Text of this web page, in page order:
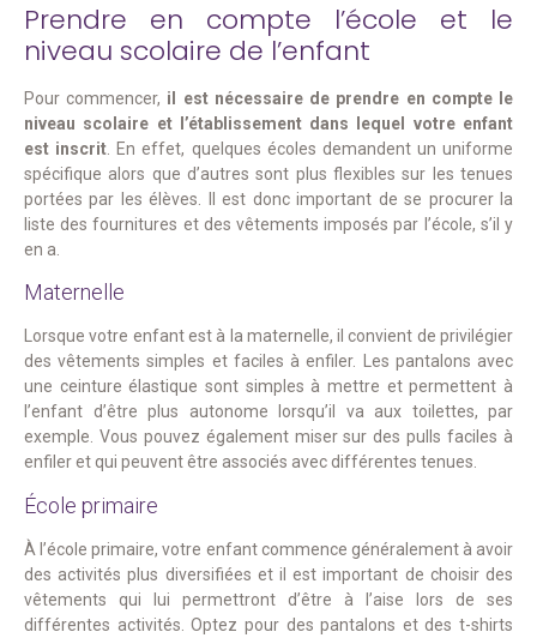
Prendre en compte l’école et le
niveau scolaire de l’enfant
Pour commencer, il est nécessaire de prendre en compte le
niveau scolaire et l’établissement dans lequel votre enfant
est inscrit . En effet, quelques écoles demandent un uniforme
spécifique alors que d’autres sont plus flexibles sur les tenues
portées par les élèves. Il est donc important de se procurer la
liste des fournitures et des vêtements imposés par l’école, s’il y
en a.
Maternelle
Lorsque votre enfant est à la maternelle, il convient de privilégier
des vêtements simples et faciles à enfiler. Les pantalons avec
une ceinture élastique sont simples à mettre et permettent à
l’enfant d’être plus autonome lorsqu’il va aux toilettes, par
exemple. Vous pouvez également miser sur des pulls faciles à
enfiler et qui peuvent être associés avec différentes tenues.
École primaire
À l’école primaire, votre enfant commence généralement à avoir
des activités plus diversifiées et il est important de choisir des
vêtements qui lui permettront d’être à l’aise lors de ses
différentes activités. Optez pour des pantalons et des t-shirts